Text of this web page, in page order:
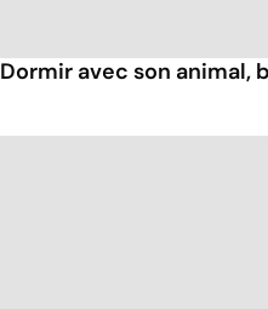
Dormir avec son animal,